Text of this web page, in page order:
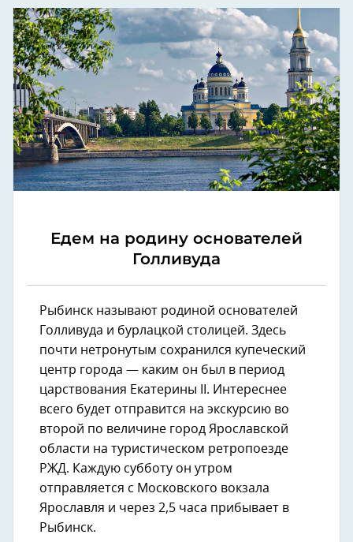
Едем на родину основателей
Голливуда
Рыбинск называют родиной основателей
Голливуда и бурлацкой столицей. Здесь
почти нетронутым сохранился купеческий
центр города — каким он был в период
царствования Екатерины II. Интереснее
всего будет отправится на экскурсию во
второй по величине город Ярославской
области на туристическом ретропоезде
РЖД. Каждую субботу он утром
отправляется с Московского вокзала
Ярославля и через 2,5 часа прибывает в
Рыбинск.
Next